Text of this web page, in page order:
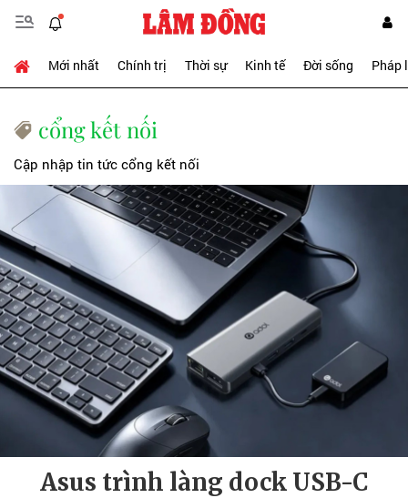
Mới nhất Chính trị Thời sự Kinh tế Đời sống Pháp
cổng kết nối
Cập nhập tin tức cổng kết nối
Asus trình làng dock USB-C